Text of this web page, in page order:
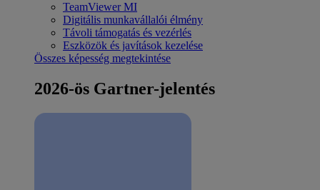
TeamViewer MI
Digitális munkavállalói élmény
Távoli támogatás és vezérlés
Eszközök és javítások kezelése
Összes képesség megtekintése
2026-ös Gartner-jelentés